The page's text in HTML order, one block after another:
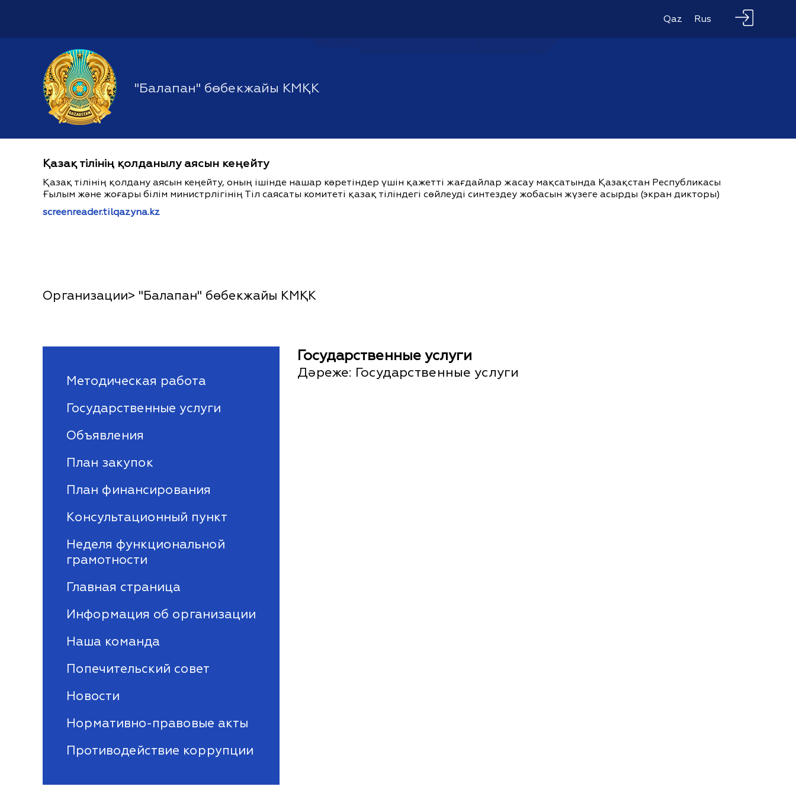
Qaz Rus
"Балапан" бөбекжайы КМҚК
Қазақ тілінің қолданылу аясын кеңейту
Қазақ тілінің қолдану аясын кеңейту, оның ішінде нашар көретіндер үшін қажетті жағдайлар жасау мақсатында Қазақстан Республикасы
Ғылым және жоғары білім министрлігінің Тіл саясаты комитеті қазақ тіліндегі сөйлеуді синтездеу жобасын жүзеге асырды (экран дикторы)
screenreader.tilqazyna.kz
Организации> "Балапан" бөбекжайы КМҚК
Методическая работа
Государственные услуги
Объявления
План закупок
План финансирования
Консультационный пункт
Неделя функциональной
грамотности
Главная страница
Информация об организации
Наша команда
Попечительский совет
Новости
Нормативно-правовые акты
Противодействие коррупции
Государственные услуги
Дәреже: Государственные услуги